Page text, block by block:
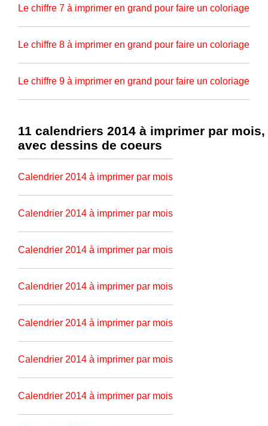
Le chiffre 7 à imprimer en grand pour faire un coloriage
Le chiffre 8 à imprimer en grand pour faire un coloriage
Le chiffre 9 à imprimer en grand pour faire un coloriage
11 calendriers 2014 à imprimer par mois,
avec dessins de coeurs
Calendrier 2014 à imprimer par mois
Calendrier 2014 à imprimer par mois
Calendrier 2014 à imprimer par mois
Calendrier 2014 à imprimer par mois
Calendrier 2014 à imprimer par mois
Calendrier 2014 à imprimer par mois
Calendrier 2014 à imprimer par mois